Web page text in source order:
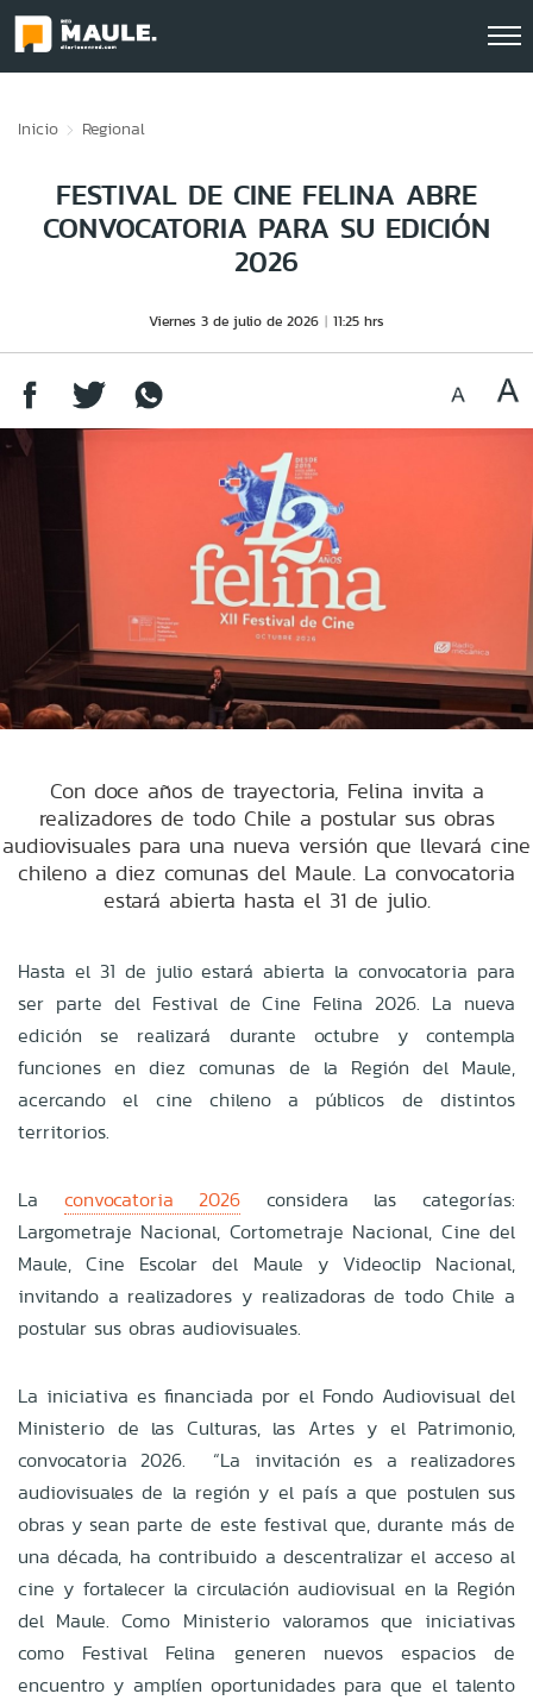
Inicio Regional
FESTIVAL DE CINE FELINA ABRE
CONVOCATORIA PARA SU EDICIÓN
2026
Viernes 3 de julio de 2026 11:25 hrs
Con doce años de trayectoria, Felina invita a
realizadores de todo Chile a postular sus obras
audiovisuales para una nueva versión que llevará cine
chileno a diez comunas del Maule. La convocatoria
estará abierta hasta el 31 de julio.
Hasta el 31 de julio estará abierta la convocatoria para
ser parte del Festival de Cine Felina 2026. La nueva
edición se realizará durante octubre y contempla
funciones en diez comunas de la Región del Maule,
acercando el cine chileno a públicos de distintos
territorios.
La convocatoria 2026 considera las categorías:
Largometraje Nacional, Cortometraje Nacional, Cine del
Maule, Cine Escolar del Maule y Videoclip Nacional,
invitando a realizadores y realizadoras de todo Chile a
postular sus obras audiovisuales.
La iniciativa es financiada por el Fondo Audiovisual del
Ministerio de las Culturas, las Artes y el Patrimonio,
convocatoria 2026. “La invitación es a realizadores
audiovisuales de la región y el país a que postulen sus
obras y sean parte de este festival que, durante más de
una década, ha contribuido a descentralizar el acceso al
cine y fortalecer la circulación audiovisual en la Región
del Maule. Como Ministerio valoramos que iniciativas
como Festival Felina generen nuevos espacios de
encuentro y amplíen oportunidades para que el talento